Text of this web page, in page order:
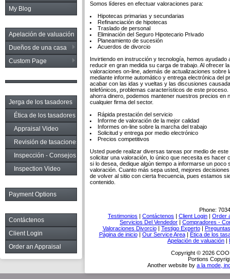
My Blog
Apelación de valuación
Dueños de una casa
Custom Page
Jerga de los tasadores
Ética de los tasadores
Appraisal Video
Revisión de tasaciones
Inspección - Consejos
Inspection Video
Payment Options
Contáctenos
Client Login
Order an Appraisal
Somos líderes en efectuar valoraciones para:
Hipotecas primarias y secundarias
Refinanciación de hipotecas
Traslado de personal
Eliminación del Seguro Hipotecario Privado
Planeamiento de sucesión
Acuerdos de divorcio
Invirtiendo en instrucción y tecnología, hemos ayudado
reducir en gran medida su carga de trabajo. Al ofrecer
valoraciones on-line, además de actualizaciones sobre
mediante informe automático y entrega electrónica del
acabar con las idas y vueltas y las discusiones
telefónicos, problemas característicos de este proceso.
ahorra dinero, podemos mantener nuestros precios en
cualquier firma del sector.
Rápida prestación del servicio
Informe de valoración de la mejor calidad
Informes on-line sobre la marcha del trabajo
Solicitud y entrega por medio electrónico
Precios competitivos
Usted puede realizar diversas tareas por medio de este
solicitar una valoración, lo único que necesita es hacer
si lo desea, dedique algún tiempo a informarse un poco
valoración. Cuanto más sepa usted, mejores
de volver al sitio con cierta frecuencia, pues estamos
contenido.
Phone:
Testimonios | Contáctenos | Client Login | Order
Servicios Del Vendedor | Compradores -
Valoraciones Divorcio| Testigo Experto|
Página de inicio| Our Service Area| Ética de los
Apelación de valuación |
Copyright © 2026
Portions
Another website by a la mode,